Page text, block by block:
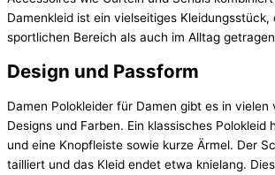
Damenkleid ist ein vielseitiges Kleidungsstück,
sportlichen Bereich als auch im Alltag
Design und Passform
Damen Polokleider für Damen gibt es in vielen
Designs und Farben. Ein klassisches Polokleid
und eine Knopfleiste sowie kurze Ärmel. Der
tailliert und das Kleid endet etwa knielang.